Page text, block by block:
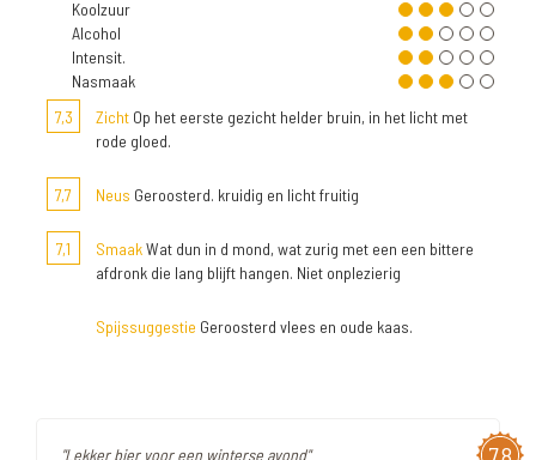
Koolzuur
Alcohol
Intensit.
Nasmaak
7,3
Zicht Op het eerste gezicht helder bruin, in het licht met
rode gloed.
7,7 Neus Geroosterd. kruidig en licht fruitig
7,1 SmaakWat dun in d mond, wat zurig met een een bittere
afdronk die lang blijft hangen. Niet onplezierig
Spijssuggestie Geroosterd vlees en oude kaas.
"Lekker bier voor een winterse avond"